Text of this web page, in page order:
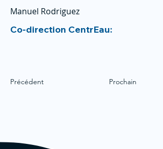
Manuel Rodriguez
Co-direction CentrEau:
Précédent Prochain